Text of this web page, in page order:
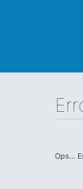
Ops...